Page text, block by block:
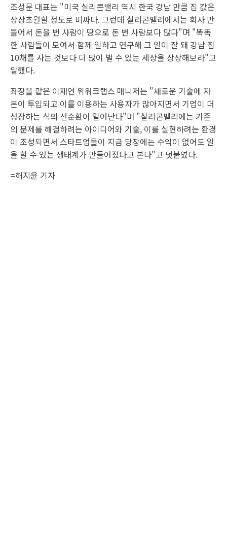
조성문 대표는 "미국 실리콘밸리 역시 한국 강남 만큼 집 값은
상상초월할 정도로 비싸다. 그런데 실리콘밸리에서는 회사 만
들어서 돈을 번 사람이 땅으로 돈 번 사람보다 많다"며 "똑똑
한 사람들이 모여서 함께 일하고 연구해 그 일이 잘 돼 강남 집
10채를 사는 것보다 더 많이 벌 수 있는 세상을 상상해보라"고
말했다.
좌장을 맡은 이재연 위워크랩스 매니저는 "새로운 기술에 자
본이 투입되고 이를 이용하는 사용자가 많아지면서 기업이 더
성장하는 식의 선순환이 일어난다"며 "실리콘밸리에는 기존
의 문제를 해결하려는 아이디어와 기술, 이를 실현하려는 환경
이 조성되면서 스타트업들이 지금 당장에는 수익이 없어도 일
을 할 수 있는 생태계가 만들어졌다고 본다"고 덧붙였다.
=허지윤 기자